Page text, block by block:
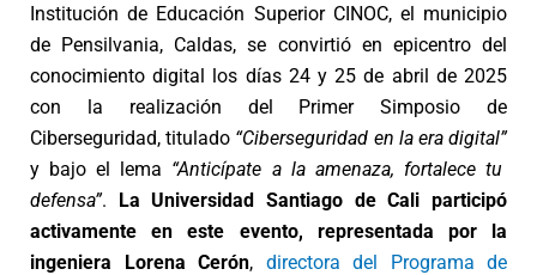
Institución de Educación Superior CINOC, el municipio
de Pensilvania, Caldas, se convirtió en epicentro del
conocimiento digital los días 24 y 25 de abril de 2025
con la realización del Primer Simposio de
Ciberseguridad, titulado “Ciberseguridad en la era digital”
y bajo el lema “Anticípate a la amenaza, fortalece tu
defensa”. La Universidad Santiago de Cali participó
activamente en este evento, representada por la
ingeniera Lorena Cerón, directora del Programa de